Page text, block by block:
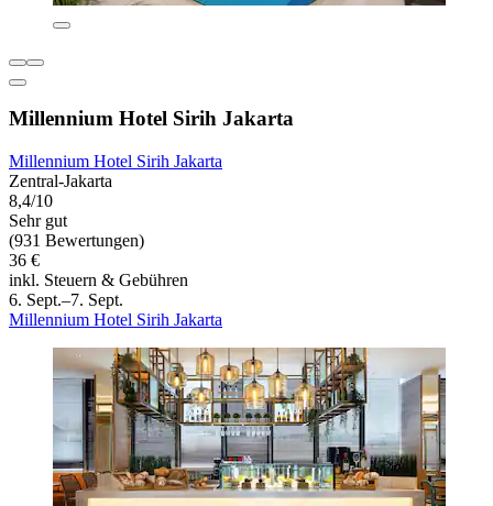
Millennium Hotel Sirih Jakarta
Millennium Hotel Sirih Jakarta
Zentral-Jakarta
8,4/10
Sehr gut
(931 Bewertungen)
36 €
inkl. Steuern & Gebühren
6. Sept.–7. Sept.
Millennium Hotel Sirih Jakarta